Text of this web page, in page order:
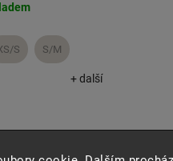
S S/M
+ další